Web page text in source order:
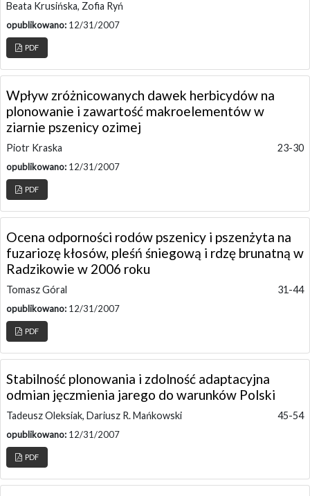
Beata Krusińska, Zofia Ryń
opublikowano: 12/31/2007
PDF
Wpływ zróżnicowanych dawek herbicydów na
plonowanie i zawartość makroelementów w
ziarnie pszenicy ozimej
Piotr Kraska 23-30
opublikowano: 12/31/2007
PDF
Ocena odporności rodów pszenicy i pszenżyta na
fuzariozę kłosów, pleśń śniegową i rdzę brunatną w
Radzikowie w 2006 roku
Tomasz Góral 31-44
opublikowano: 12/31/2007
PDF
Stabilność plonowania i zdolność adaptacyjna
odmian jęczmienia jarego do warunków Polski
Tadeusz Oleksiak, Dariusz R. Mańkowski 45-54
opublikowano: 12/31/2007
PDF